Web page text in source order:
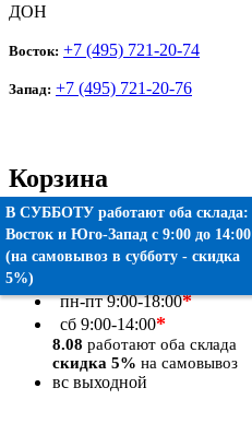
ДОН
Восток: +7 (495) 721-20-74
Запад: +7 (495) 721-20-76
Корзина
Товаров:0 шт.
Оформить заказ
пн-пт9:00-18:00*
сб 9:00-14:00*
8.08 работают оба склада
скидка 5% на самовывоз
вс выходной
В СУББОТУ работают оба склада:
Восток и Юго-Запад c 9:00 до 14:00
(на самовывоз в субботу - скидка
5%)